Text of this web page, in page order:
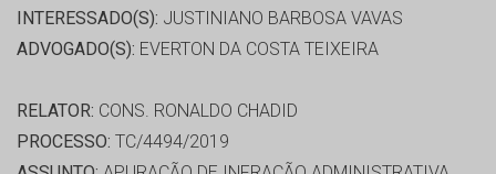
INTERESSADO(S): JUSTINIANO BARBOSA VAVAS
ADVOGADO(S): EVERTON DA COSTA TEIXEIRA
RELATOR: CONS. RONALDO CHADID
PROCESSO: TC/4494/2019